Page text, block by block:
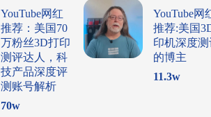
YouTube网红
推荐：美国70
万粉丝3D打印
测评达人，科
技产品深度评
测账号解析
70w
YouTube网
推荐:美国
印机深度测
的博主
11.3w